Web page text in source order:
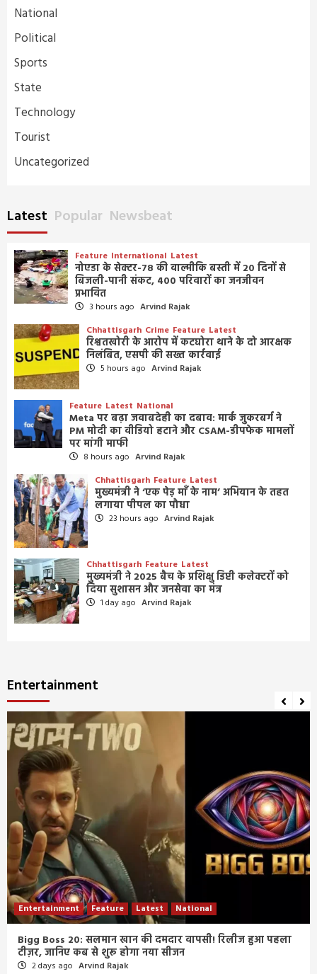
National
Political
Sports
State
Technology
Tourist
Uncategorized
Latest Popular Newsbeat
Feature International Latest
नोएडा के सेक्टर-78 की वाल्मीकि बस्ती में 20 दिनों से
बिजली-पानी संकट, 400 परिवारों का जनजीवन
प्रभावित
3 hours ago Arvind Rajak
Chhattisgarh Crime Feature Latest
रिश्वतखोरी के आरोप में कटघोरा थाने के दो आरक्षक
निलंबित, एसपी की सख्त कार्रवाई
5 hours ago Arvind Rajak
Feature Latest National
Meta पर बढ़ा जवाबदेही का दबाव: मार्क जुकरबर्ग ने
PM मोदी का वीडियो हटाने और CSAM-डीपफेक मामलों
पर मांगी माफी
8 hours ago Arvind Rajak
Chhattisgarh Feature Latest
मुख्यमंत्री ने ‘एक पेड़ माँ के नाम’ अभियान के तहत
लगाया पीपल का पौधा
23 hours ago Arvind Rajak
Chhattisgarh Feature Latest
मुख्यमंत्री ने 2025 बैच के प्रशिक्षु डिप्टी कलेक्टरों को
दिया सुशासन और जनसेवा का मंत्र
1 day ago Arvind Rajak
Entertainment
Entertainment Feature Latest National
Bigg Boss 20: सलमान खान की दमदार वापसी! रिलीज हुआ पहला
टीज़र, जानिए कब से शुरू होगा नया सीजन
2 days ago Arvind Rajak